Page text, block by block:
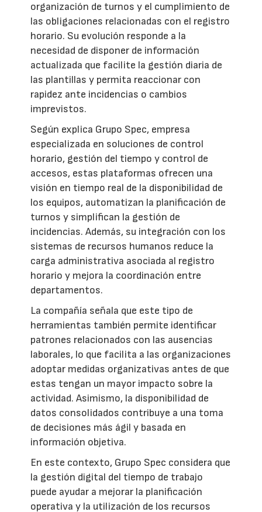
organización de turnos y el cumplimiento de
las obligaciones relacionadas con el registro
horario. Su evolución responde a la
necesidad de disponer de información
actualizada que facilite la gestión diaria de
las plantillas y permita reaccionar con
rapidez ante incidencias o cambios
imprevistos.
Según explica Grupo Spec, empresa
especializada en soluciones de control
horario, gestión del tiempo y control de
accesos, estas plataformas ofrecen una
visión en tiempo real de la disponibilidad de
los equipos, automatizan la planificación de
turnos y simplifican la gestión de
incidencias. Además, su integración con los
sistemas de recursos humanos reduce la
carga administrativa asociada al registro
horario y mejora la coordinación entre
departamentos.
La compañía señala que este tipo de
herramientas también permite identificar
patrones relacionados con las ausencias
laborales, lo que facilita a las organizaciones
adoptar medidas organizativas antes de que
estas tengan un mayor impacto sobre la
actividad. Asimismo, la disponibilidad de
datos consolidados contribuye a una toma
de decisiones más ágil y basada en
información objetiva.
En este contexto, Grupo Spec considera que
la gestión digital del tiempo de trabajo
puede ayudar a mejorar la planificación
operativa y la utilización de los recursos